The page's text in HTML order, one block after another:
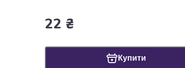
22 ₴
Купити